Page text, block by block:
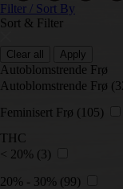
Filter / Sort By
Sort & Filter
Clear all Apply
Autoblomstrende Frø
Autoblomstrende Frø
Feminisert Frø (105)
THC
< 20% (3)
20% - 30% (99)